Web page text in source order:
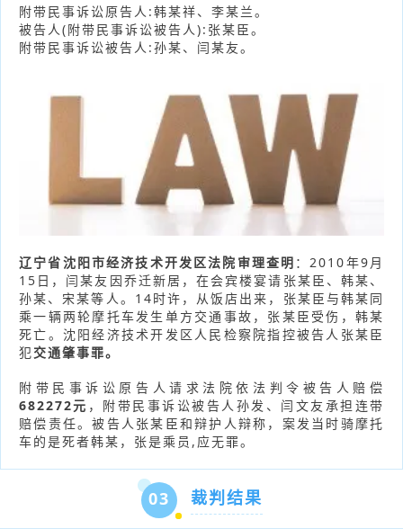
附带民事诉讼原告人:韩某祥、李某兰。
被告人(附带民事诉讼被告人):张某臣。
附带民事诉讼被告人:孙某、闫某友。
辽宁省沈阳市经济技术开发区法院审理查明 ：2010年9月
15日，闫某友因乔迁新居，在会宾楼宴请张某臣、韩某、
孙某、宋某等人。14时许，从饭店出来，张某臣与韩某同
乘一辆两轮摩托车发生单方交通事故，张某臣受伤，韩某
死亡。沈阳经济技术开发区人民检察院指控被告人张某臣
犯交通肇事罪。
附带民事诉讼原告人请求法院依法判令被告人赔偿
682272元 ，附带民事诉讼被告人孙发、闫文友承担连带
赔偿责任。被告人张某臣和辩护人辩称，案发当时骑摩托
车的是死者韩某，张是乘员,应无罪。
03 裁判结果